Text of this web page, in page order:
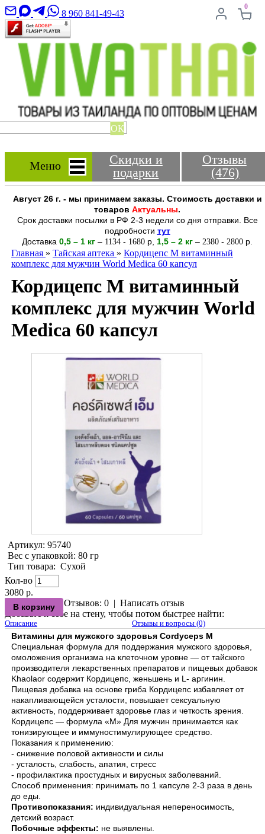
8 960 841-49-43
0
ОК
Меню
Скидки и
подарки
Отзывы
(476)
Август 26 г. - мы принимаем заказы. Стоимость доставки и
товаров Актуальны.
Срок доставки посылки в РФ 2-3 недели со дня отправки. Все
подробности тут
Доставка 0,5 – 1 кг – 1134 - 1680 р 1,5 – 2 кг – 2380 - 2800 р.
Главная » Тайская аптека » Кордицепс М витаминный
комплекс для мужчин World Medica 60 капсул
Кордицепс М витаминный
комплекс для мужчин World
Medica 60 капсул
Артикул: 95740
Вес с упаковкой: 80 гр
Тип товара: Сухой
Кол-во
3080 р.
Отзывов: 0 | Написать отзыв
Добавьте к себе на стену, чтобы потом быстрее найти:
Описание Отзывы и вопросы (0)
Витамины для мужского здоровья Cordyceps M
Специальная формула для поддержания мужского здоровья,
омоложения организма на клеточном уровне — от тайского
производителя лекарственных препаратов и пищевых добавок
Khaolaor содержит Кордицепс, женьшень и L- аргинин.
Пищевая добавка на основе гриба Кордицепс избавляет от
накапливающейся усталости, повышает сексуальную
активность, поддерживает здоровье глаз и четкость зрения.
Кордицепс — формула «M» Для мужчин принимается как
тонизирующее и иммуностимулирующее средство.
Показания к применению:
- снижение половой активности и силы
- усталость, слабость, апатия, стресс
- профилактика простудных и вирусных заболеваний.
Способ применения: принимать по 1 капсуле 2-3 раза в день
до еды.
Противопоказания: индивидуальная непереносимость,
детский возраст.
Побочные эффекты: не выявлены.